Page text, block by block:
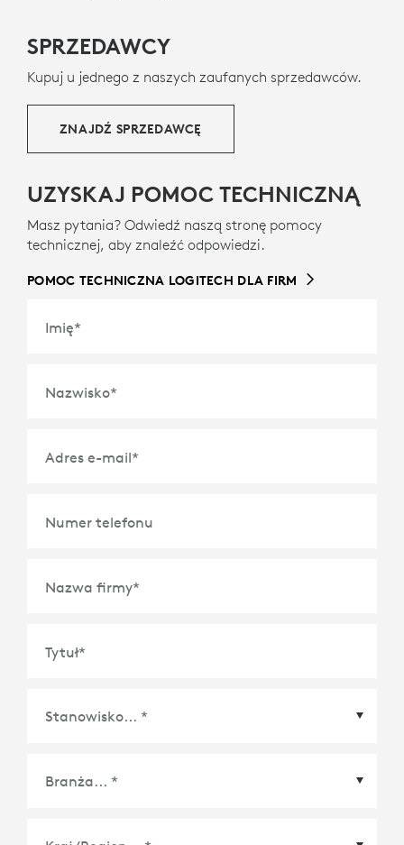
SPRZEDAWCY
Kupuj u jednego z naszych zaufanych sprzedawców.
ZNAJDŹ SPRZEDAWCĘ
UZYSKAJ POMOC TECHNICZNĄ
Masz pytania? Odwiedź naszą stronę pomocy
technicznej, aby znaleźć odpowiedzi.
POMOC TECHNICZNA LOGITECH DLA FIRM
Imię*
Nazwisko*
Adres e-mail*
Numer telefonu
Nazwa firmy*
Tytuł*